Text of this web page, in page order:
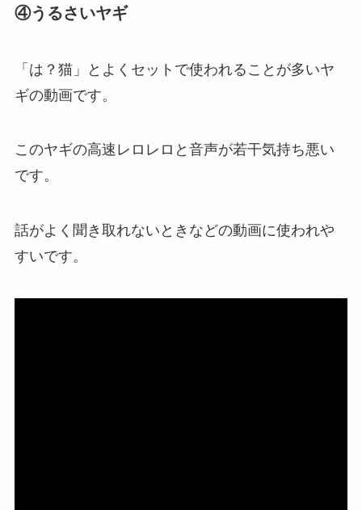
④うるさいヤギ
「は？猫」とよくセットで使われることが多いヤ
ギの動画です。
このヤギの高速レロレロと音声が若干気持ち悪い
です。
話がよく聞き取れないときなどの動画に使われや
すいです。